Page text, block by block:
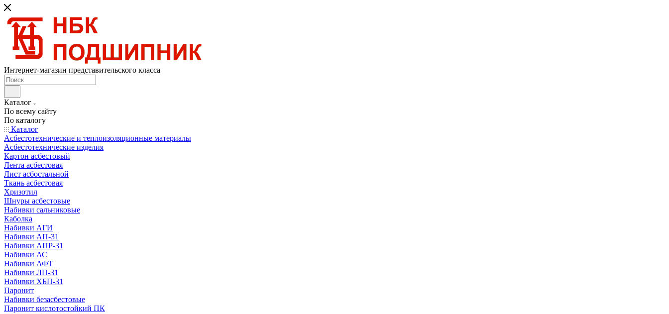
Интернет-магазин представительского класса
Каталог
По всему сайту
По каталогу
Каталог
Асбестотехнические и теплоизоляционные материалы
Асбестотехнические изделия
Картон асбестовый
Лента асбестовая
Лист асбостальной
Ткань асбестовая
Хризотил
Шнуры асбестовые
Набивки сальниковые
Каболка
Набивки АГИ
Набивки АП-31
Набивки АПР-31
Набивки АС
Набивки АФТ
Набивки ЛП-31
Набивки ХБП-31
Паронит
Набивки безасбестовые
Паронит кислотостойкий ПК